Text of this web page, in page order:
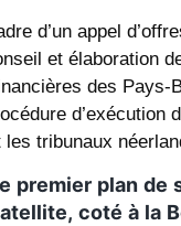
d’un appel
et élaboration
des Pays-
d’exécution
les tribunaux
premier plan de
, coté à la